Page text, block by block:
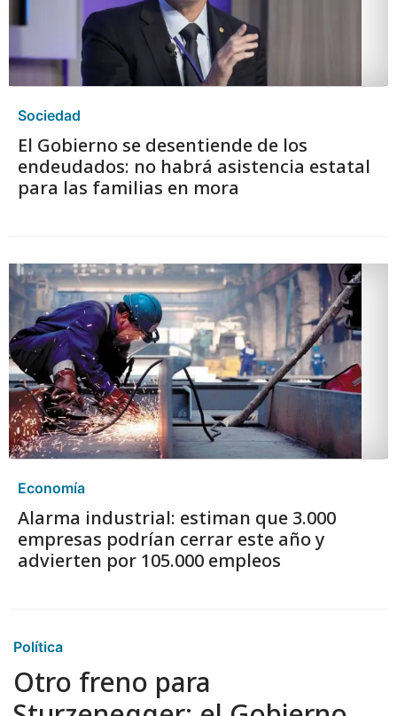
Sociedad
El Gobierno se desentiende de los
endeudados: no habrá asistencia estatal
para las familias en mora
Economía
Alarma industrial: estiman que 3.000
empresas podrían cerrar este año y
advierten por 105.000 empleos
Política
Otro freno para